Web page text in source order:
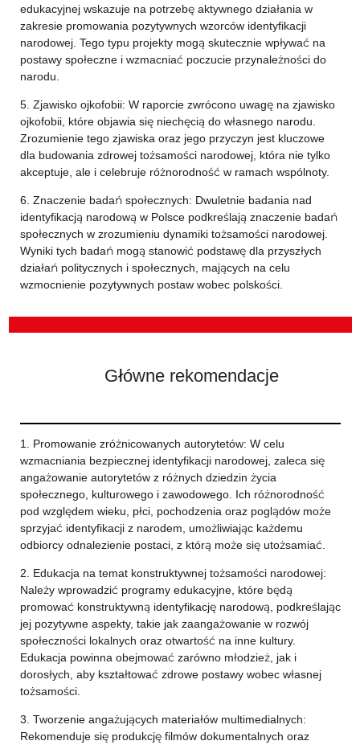
edukacyjnej wskazuje na potrzebę aktywnego działania w
zakresie promowania pozytywnych wzorców identyfikacji
narodowej. Tego typu projekty mogą skutecznie wpływać na
postawy społeczne i wzmacniać poczucie przynależności do
narodu.
5. Zjawisko ojkofobii: W raporcie zwrócono uwagę na zjawisko
ojkofobii, które objawia się niechęcią do własnego narodu.
Zrozumienie tego zjawiska oraz jego przyczyn jest kluczowe
dla budowania zdrowej tożsamości narodowej, która nie tylko
akceptuje, ale i celebruje różnorodność w ramach wspólnoty.
6. Znaczenie badań społecznych: Dwuletnie badania nad
identyfikacją narodową w Polsce podkreślają znaczenie badań
społecznych w zrozumieniu dynamiki tożsamości narodowej.
Wyniki tych badań mogą stanowić podstawę dla przyszłych
działań politycznych i społecznych, mających na celu
wzmocnienie pozytywnych postaw wobec polskości.
Główne rekomendacje
1. Promowanie zróżnicowanych autorytetów: W celu
wzmacniania bezpiecznej identyfikacji narodowej, zaleca się
angażowanie autorytetów z różnych dziedzin życia
społecznego, kulturowego i zawodowego. Ich różnorodność
pod względem wieku, płci, pochodzenia oraz poglądów może
sprzyjać identyfikacji z narodem, umożliwiając każdemu
odbiorcy odnalezienie postaci, z którą może się utożsamiać.
2. Edukacja na temat konstruktywnej tożsamości narodowej:
Należy wprowadzić programy edukacyjne, które będą
promować konstruktywną identyfikację narodową, podkreślając
jej pozytywne aspekty, takie jak zaangażowanie w rozwój
społeczności lokalnych oraz otwartość na inne kultury.
Edukacja powinna obejmować zarówno młodzież, jak i
dorosłych, aby kształtować zdrowe postawy wobec własnej
tożsamości.
3. Tworzenie angażujących materiałów multimedialnych:
Rekomenduje się produkcję filmów dokumentalnych oraz